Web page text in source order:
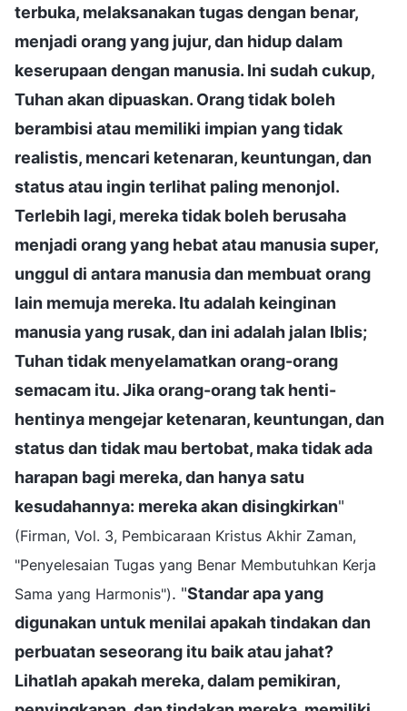
terbuka, melaksanakan tugas dengan benar,
menjadi orang yang jujur, dan hidup dalam
keserupaan dengan manusia. Ini sudah cukup,
Tuhan akan dipuaskan. Orang tidak boleh
berambisi atau memiliki impian yang tidak
realistis, mencari ketenaran, keuntungan, dan
status atau ingin terlihat paling menonjol.
Terlebih lagi, mereka tidak boleh berusaha
menjadi orang yang hebat atau manusia super,
unggul di antara manusia dan membuat orang
lain memuja mereka. Itu adalah keinginan
manusia yang rusak, dan ini adalah jalan Iblis;
Tuhan tidak menyelamatkan orang-orang
semacam itu. Jika orang-orang tak henti-
hentinya mengejar ketenaran, keuntungan, dan
status dan tidak mau bertobat, maka tidak ada
harapan bagi mereka, dan hanya satu
kesudahannya: mereka akan disingkirkan"
(Firman, Vol. 3, Pembicaraan Kristus Akhir Zaman,
"Penyelesaian Tugas yang Benar Membutuhkan Kerja
Sama yang Harmonis"). "Standar apa yang
digunakan untuk menilai apakah tindakan dan
perbuatan seseorang itu baik atau jahat?
Lihatlah apakah mereka, dalam pemikiran,